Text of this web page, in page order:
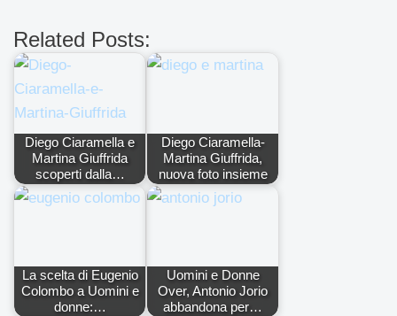
Related Posts:
Diego Ciaramella e
Martina Giuffrida
scoperti dalla…
Diego Ciaramella-
Martina Giuffrida,
nuova foto insieme
La scelta di Eugenio
Colombo a Uomini e
donne:…
Uomini e Donne
Over, Antonio Jorio
abbandona per…